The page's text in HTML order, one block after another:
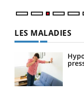
LES MALADIES